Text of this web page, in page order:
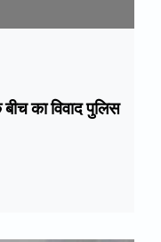
का विवाद पुलिस